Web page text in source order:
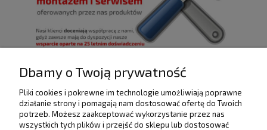
POMOC
Dbamy o Twoją prywatność
Pliki cookies i pokrewne im technologie umożliwiają poprawne
działanie strony i pomagają nam dostosować ofertę do Twoich
potrzeb. Możesz zaakceptować wykorzystanie przez nas
wszystkich tych plików i przejść do sklepu lub dostosować